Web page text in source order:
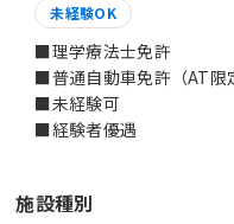
未経験OK
■理学療法士免許
■普通自動車免許（AT限
■未経験可
■経験者優遇
施設種別